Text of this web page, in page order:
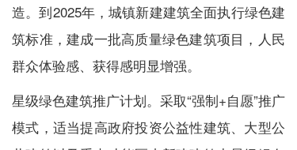
造。到2025年，城镇新建建筑全面执行绿色建
筑标准，建成一批高质量绿色建筑项目，人民
群众体验感、获得感明显增强。
星级绿色建筑推广计划。采取“强制+自愿”推广
模式，适当提高政府投资公益性建筑、大型公